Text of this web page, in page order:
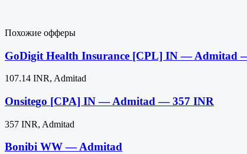
Похожие офферы
GoDigit Health Insurance [CPL] IN — Admitad
107.14 INR, Admitad
Onsitego [CPA] IN — Admitad — 357 INR
357 INR, Admitad
Bonibi WW — Admitad